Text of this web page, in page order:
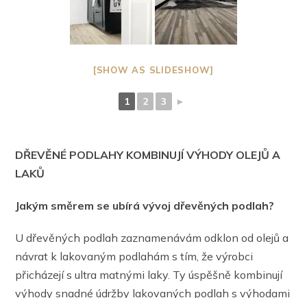
[SHOW AS SLIDESHOW]
1 2 3 ►
DŘEVĚNÉ PODLAHY KOMBINUJÍ VÝHODY OLEJŮ A
LAKŮ
Jakým směrem se ubírá vývoj dřevěných podlah?
U dřevěných podlah zaznamenávám odklon od olejů a
návrat k lakovaným podlahám s tím, že výrobci
přicházejí s ultra matnými laky. Ty úspěšně kombinují
výhody snadné údržby lakovaných podlah s výhodami